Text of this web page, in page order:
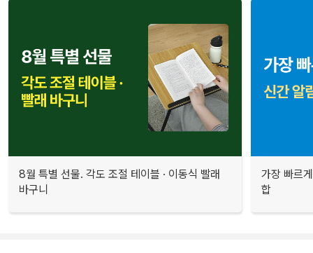
8월 특별 선물. 각도 조절 테이블 · 이동식 빨래
바구니
가장 빠르
합